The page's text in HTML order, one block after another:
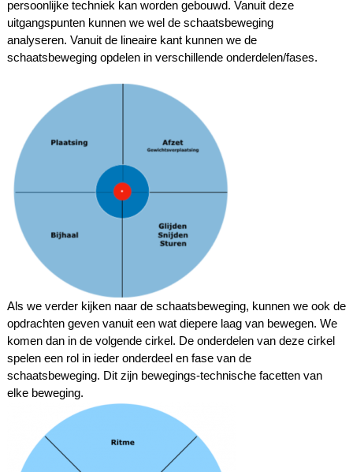
persoonlijke techniek kan worden gebouwd. Vanuit deze
uitgangspunten kunnen we wel de schaatsbeweging
analyseren. Vanuit de lineaire kant kunnen we de
schaatsbeweging opdelen in verschillende onderdelen/fases.
Als we verder kijken naar de schaatsbeweging, kunnen we ook de
opdrachten geven vanuit een wat diepere laag van bewegen. We
komen dan in de volgende cirkel. De onderdelen van deze cirkel
spelen een rol in ieder onderdeel en fase van de
schaatsbeweging. Dit zijn bewegings-technische facetten van
elke beweging.